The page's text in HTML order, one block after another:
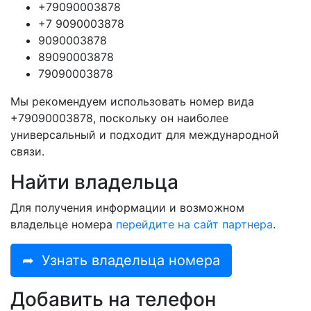
+79090003878
+7 9090003878
9090003878
89090003878
79090003878
Мы рекомендуем использовать номер вида
+79090003878, поскольку он наиболее
универсальный и подходит для международной
связи.
Найти владельца
Для получения информации и возможном
владельце номера перейдите на сайт партнера.
➦ Узнать владельца номера
Добавить на телефон